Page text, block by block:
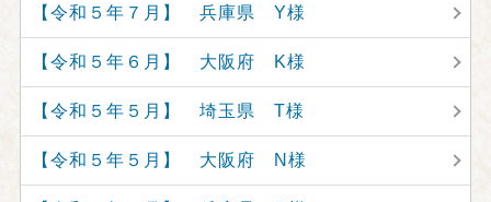
【令和５年７月】 兵庫県 Y様
【令和５年６月】 大阪府 K様
【令和５年５月】 埼玉県 T様
【令和５年５月】 大阪府 N様